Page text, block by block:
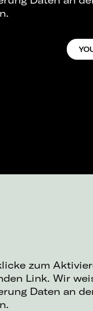
zum
Link. Wir
Daten an